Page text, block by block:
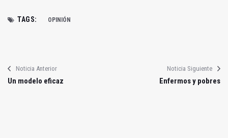
TAGS: OPINIÓN
Noticia Anterior
Un modelo eficaz
Noticia Siguiente
Enfermos y pobres